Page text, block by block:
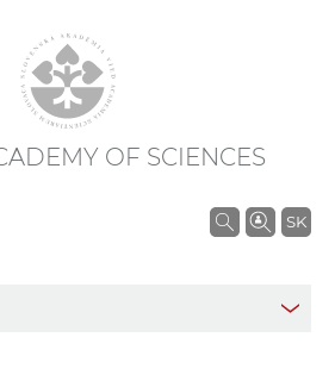
OF SCIENCES
SK
S